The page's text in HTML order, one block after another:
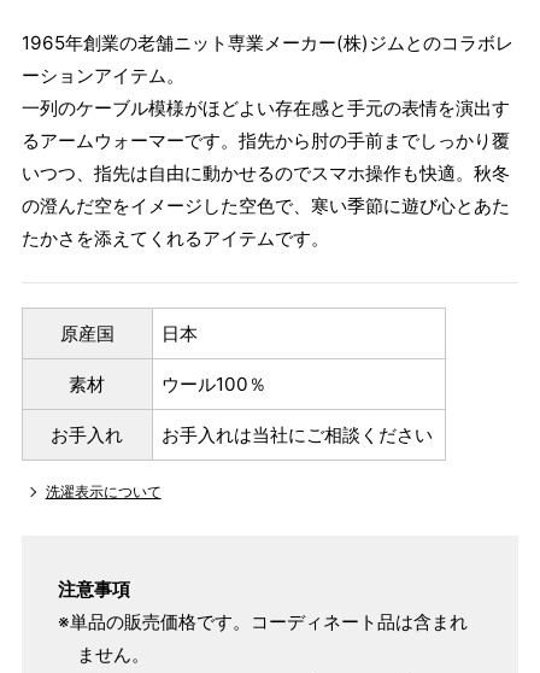
1965年創業の老舗ニット専業メーカー(株)ジムとのコラボレ
ーションアイテム。
一列のケーブル模様がほどよい存在感と手元の表情を演出す
るアームウォーマーです。指先から肘の手前までしっかり覆
いつつ、指先は自由に動かせるのでスマホ操作も快適。秋冬
の澄んだ空をイメージした空色で、寒い季節に遊び心とあた
たかさを添えてくれるアイテムです。
原産国 日本
素材 ウール100％
お手入れ お手入れは当社にご相談ください
洗濯表示について
注意事項
※単品の販売価格です。コーディネート品は含まれ
ません。